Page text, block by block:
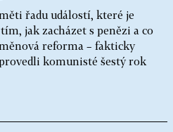
řadu událostí, které je
jak zacházet s penězi a co
reforma – fakticky
komunisté šestý rok